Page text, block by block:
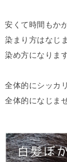
安くて時間もか
染まり方はなじ
染め方になりま
全体的にシッカ
全体的になじま